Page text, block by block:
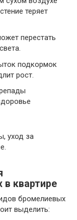
теряет
перестать
подкормок
рост.
уход за
в квартире
бромелиевых
выделить: